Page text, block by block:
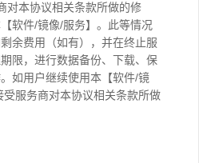
对本协议相关条款所做的修
软件/镜像/服务】。此等情况
余费用（如有），并在终止服
限，进行数据备份、下载、保
如用户继续使用本【软件/镜
服务商对本协议相关条款所做